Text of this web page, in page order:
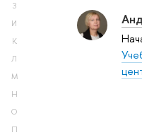
З
И
К
Л
М
Н
О
П